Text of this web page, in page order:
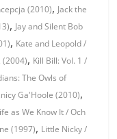
(2010), Jack the
, Jay and Silent Bob
, Kate and Leopold /
(2004), Kill Bill: Vol. 1 /
The Owls of
Ga'Hoole (2010),
as We Know It / Och
(1997), Little Nicky /